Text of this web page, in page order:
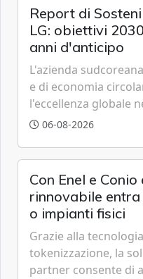
Report di
LG: obiettivi
anni d'anticipo
L'azienda
e di economia
l'eccellenza globale
grazie a innovazione,
06-08-2026
Con Enel e
rinnovabile entra
o impianti fisici
Grazie alla
tokenizzazione, la
partner consente di